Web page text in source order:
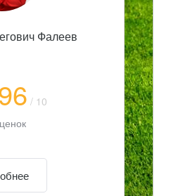
Фалеев
/ 10